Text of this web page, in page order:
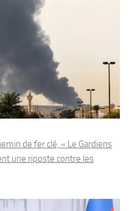
de fer clé, « Le Gardiens
une riposte contre les